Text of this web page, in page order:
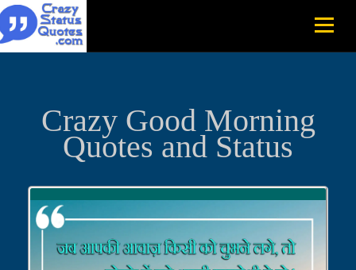
Crazy Good Morning
Quotes and Status